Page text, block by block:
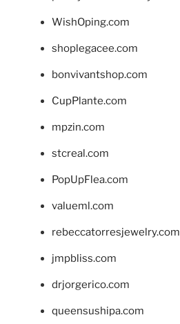
WishOping.com
shoplegacee.com
bonvivantshop.com
CupPlante.com
mpzin.com
stcreal.com
PopUpFlea.com
valueml.com
rebeccatorresjewelry.com
jmpbliss.com
drjorgerico.com
queensushipa.com